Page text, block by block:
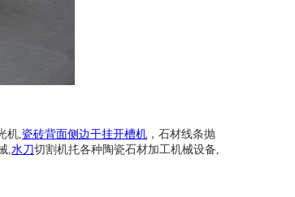
机,瓷砖背面侧边干挂开槽机 ，石材线条抛
,水刀切割机扥各种陶瓷石材加工机械设备,